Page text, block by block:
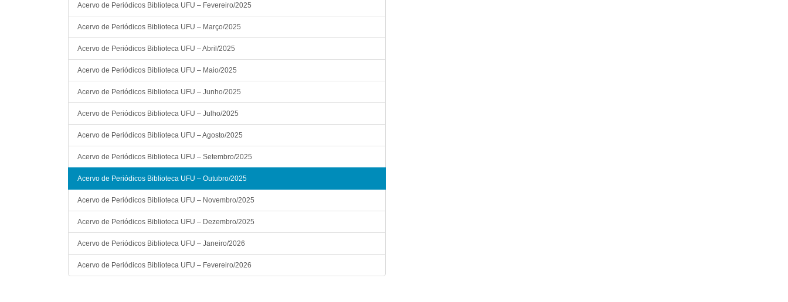
Acervo de Periódicos Biblioteca UFU – Fevereiro/2025
Acervo de Periódicos Biblioteca UFU – Março/2025
Acervo de Periódicos Biblioteca UFU – Abril/2025
Acervo de Periódicos Biblioteca UFU – Maio/2025
Acervo de Periódicos Biblioteca UFU – Junho/2025
Acervo de Periódicos Biblioteca UFU – Julho/2025
Acervo de Periódicos Biblioteca UFU – Agosto/2025
Acervo de Periódicos Biblioteca UFU – Setembro/2025
Acervo de Periódicos Biblioteca UFU – Outubro/2025
Acervo de Periódicos Biblioteca UFU – Novembro/2025
Acervo de Periódicos Biblioteca UFU – Dezembro/2025
Acervo de Periódicos Biblioteca UFU – Janeiro/2026
Acervo de Periódicos Biblioteca UFU – Fevereiro/2026